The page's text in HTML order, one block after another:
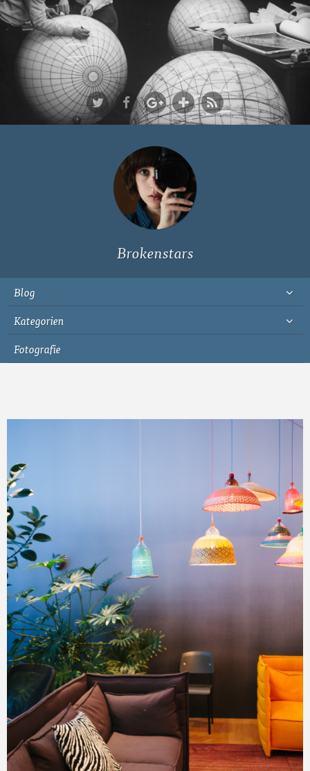
Ich bin Fyn,
23, und
wohne in
Köln
Brokenstars
Blog
Kategorien
Fotografie